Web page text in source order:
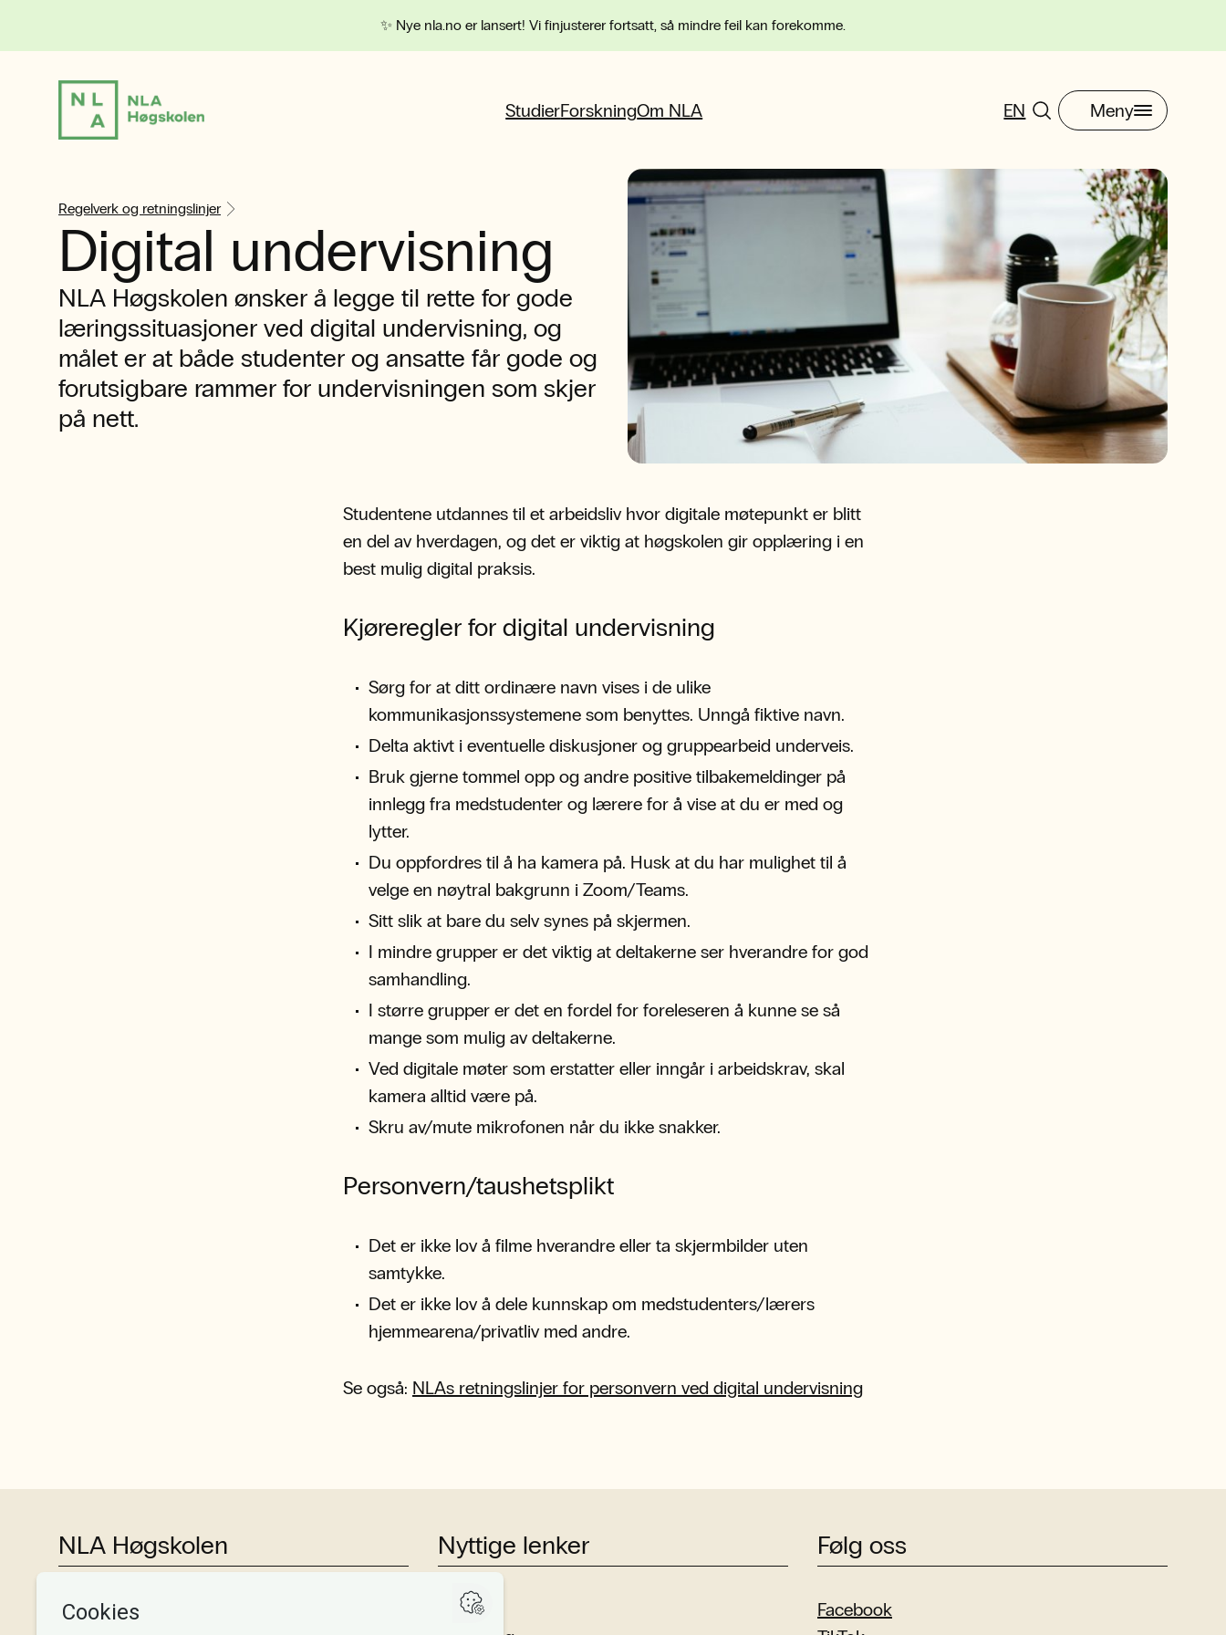
✨ Nye nla.no er lansert! Vi finjusterer fortsatt, så mindre feil kan forekomme.
StudierForskningOm NLA EN Meny
Regelverk og retningslinjer
Digital undervisning
NLA Høgskolen ønsker å legge til rette for gode
læringssituasjoner ved digital undervisning, og
målet er at både studenter og ansatte får gode og
forutsigbare rammer for undervisningen som skjer
på nett.
Studentene utdannes til et arbeidsliv hvor digitale møtepunkt er blitt
en del av hverdagen, og det er viktig at høgskolen gir opplæring i en
best mulig digital praksis.
Kjøreregler for digital undervisning
Sørg for at ditt ordinære navn vises i de ulike
kommunikasjonssystemene som benyttes. Unngå fiktive navn.
Delta aktivt i eventuelle diskusjoner og gruppearbeid underveis.
Bruk gjerne tommel opp og andre positive tilbakemeldinger på
innlegg fra medstudenter og lærere for å vise at du er med og
lytter.
Du oppfordres til å ha kamera på. Husk at du har mulighet til å
velge en nøytral bakgrunn i Zoom/Teams.
Sitt slik at bare du selv synes på skjermen.
I mindre grupper er det viktig at deltakerne ser hverandre for god
samhandling.
I større grupper er det en fordel for foreleseren å kunne se så
mange som mulig av deltakerne.
Ved digitale møter som erstatter eller inngår i arbeidskrav, skal
kamera alltid være på.
Skru av/mute mikrofonen når du ikke snakker.
Personvern/taushetsplikt
Det er ikke lov å filme hverandre eller ta skjermbilder uten
samtykke.
Det er ikke lov å dele kunnskap om medstudenters/lærers
hjemmearena/privatliv med andre.
Se også: NLAs retningslinjer for personvern ved digital undervisning
NLA Høgskolen
Tlf:+47 55 54 07 00
Nyttige lenker
Studier
Følg oss
Facebook